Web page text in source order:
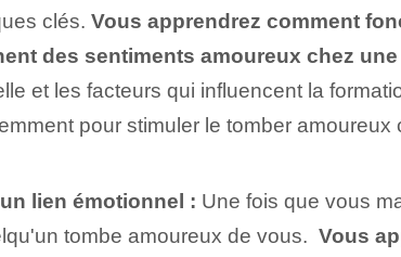
clés. Vous apprendrez comment
des sentiments amoureux chez
et les facteurs qui influencent la
pour stimuler le tomber
lien émotionnel : Une fois que vous
tombe amoureux de vous.
Vous